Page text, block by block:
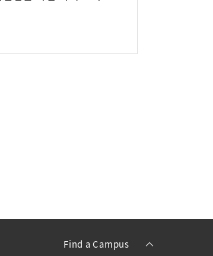
Find a Campus